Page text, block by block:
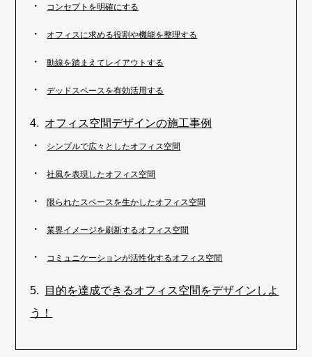
コンセプトを明確にする
オフィスに求める役割や機能を整理する
動線を踏まえてレイアウトする
デッドスペースを有効活用する
オフィス空間デザインの施工事例
シンプルで広々としたオフィス空間
社風を表現したオフィス空間
限られたスペースを生かしたオフィス空間
業界イメージを刷新するオフィス空間
コミュニケーションが活性化するオフィス空間
目的を達成できるオフィス空間をデザインしよ
う！